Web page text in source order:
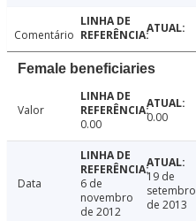
Comentário
Female beneficiaries
Valor
0.00
0.00
Data
6 de
novembro
de 2012
19 de
setembro
de 2013